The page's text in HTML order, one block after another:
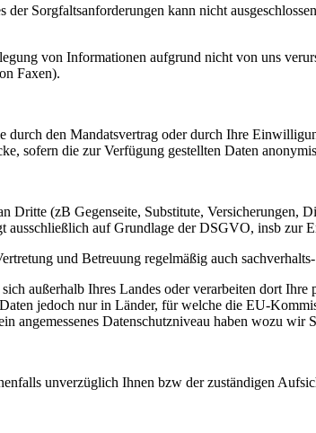
Sorgfaltsanforderungen kann nicht
von Informationen aufgrund nicht von uns
Faxen).
den Mandatsvertrag oder durch Ihre
sofern die zur Verfügung gestellten Daten
(zB Gegenseite, Substitute, Versicherungen,
ausschließlich auf Grundlage der DSGVO, insb
und Betreuung regelmäßig auch
außerhalb Ihres Landes oder verarbeiten dort
jedoch nur in Länder, für welche die EU-
angemessenes Datenschutzniveau haben wozu
unverzüglich Ihnen bzw der zuständigen